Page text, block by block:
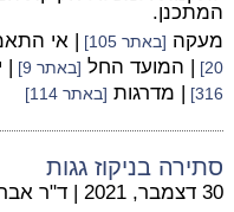
המתכנן.
מעקה [באתר 105] | אי
20]
| המועד החל [באתר 9] |
316]
| מדרגות [באתר 114]
סתירה בניקוז גגות
30 דצמבר, 2021 | ד"ר